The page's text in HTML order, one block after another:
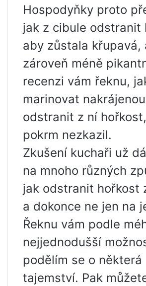
Hospodyňky proto
jak z cibule odstranit
aby zůstala křupavá,
zároveň méně
recenzi vám řeknu,
marinovat
odstranit z ní
pokrm nezkazil.
Zkušení kuchaři už
na mnoho různých
jak odstranit hořkost
a dokonce ne jen na
Řeknu vám podle
nejjednodušší
podělím se o některá
tajemství. Pak